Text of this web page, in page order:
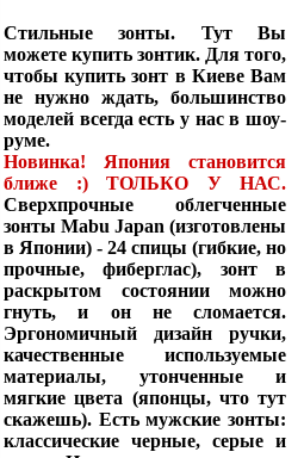
Стильные зонты. Тут Вы
можете купить зонтик. Для того,
чтобы купить зонт в Киеве Вам
не нужно ждать, большинство
моделей всегда есть у нас в шоу-
руме.
Новинка! Япония становится
ближе :) ТОЛЬКО У НАС.
Сверхпрочные облегченные
зонты Mabu Japan (изготовлены
в Японии) - 24 спицы (гибкие, но
прочные, фиберглас), зонт в
раскрытом состоянии можно
гнуть, и он не сломается.
Эргономичный дизайн ручки,
качественные используемые
материалы, утонченные и
мягкие цвета (японцы, что тут
скажешь). Есть мужские зонты:
классические черные, серые и